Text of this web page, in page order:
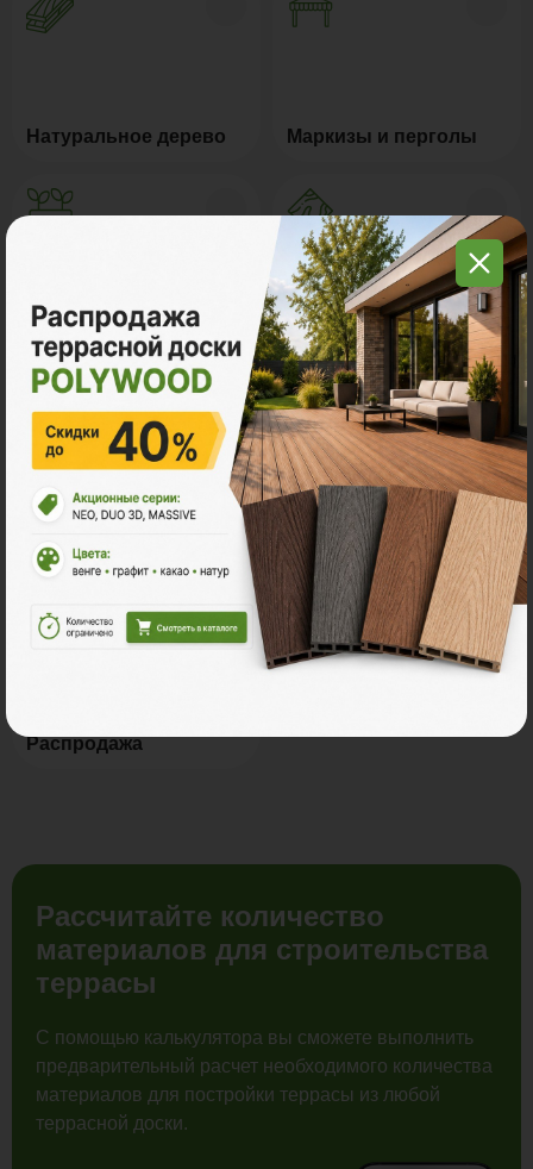
Натуральное дерево Маркизы и перголы
Грядки из ДПК Керамогранит
Новинки
Распродажа
Рассчитайте количество
материалов для строительства
террасы
С помощью калькулятора вы сможете выполнить
предварительный расчет необходимого количества
материалов для постройки террасы из любой
террасной доски.